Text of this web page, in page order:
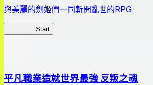
與美麗的劍姬們一同斬開亂世的RPG
Start
平凡職業造就世界最強 反叛之魂